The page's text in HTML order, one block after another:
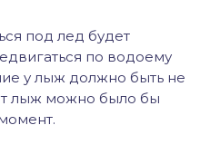
под лед будет
по водоему
у лыж должно быть не
лыж можно было бы